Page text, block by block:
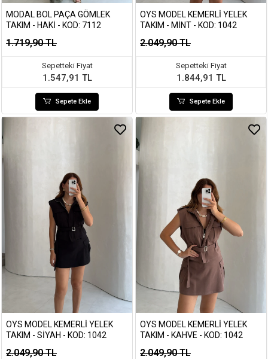
MODAL BOL PAÇA GÖMLEK
TAKIM - HAKI - KOD: 7112
1.719,90 TL
Sepetteki Fiyat
1.547,91 TL
Sepete Ekle
OYS MODEL KEMERLI YELEK
TAKIM - MINT - KOD: 1042
2.049,90 TL
Sepetteki Fiyat
1.844,91 TL
Sepete Ekle
OYS MODEL KEMERLI YELEK
TAKIM - SIYAH - KOD: 1042
2.049,90 TL
OYS MODEL KEMERLI YELEK
TAKIM - KAHVE - KOD: 1042
2.049,90 TL